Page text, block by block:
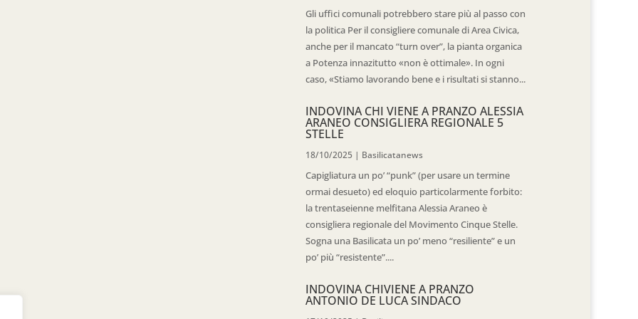
Gli uffici comunali potrebbero stare più al passo con
la politica Per il consigliere comunale di Area Civica,
anche per il mancato “turn over”, la pianta organica
a Potenza innazitutto «non è ottimale». In ogni
caso, «Stiamo lavorando bene e i risultati si stanno...
INDOVINA CHI VIENE A PRANZO ALESSIA
ARANEO CONSIGLIERA REGIONALE 5
STELLE
18/10/2025 | Basilicatanews
Capigliatura un po’ “punk” (per usare un termine
ormai desueto) ed eloquio particolarmente forbito:
la trentaseienne melfitana Alessia Araneo è
consigliera regionale del Movimento Cinque Stelle.
Sogna una Basilicata un po’ meno “resiliente” e un
po’ più “resistente”....
INDOVINA CHIVIENE A PRANZO
ANTONIO DE LUCA SINDACO